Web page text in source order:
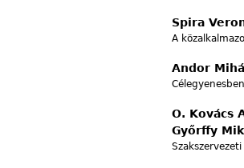
Spira
A
Andor
O. Kovács
Győrffy
Szakszervezeti